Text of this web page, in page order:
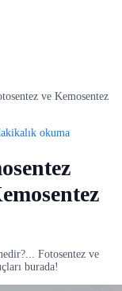
ve Kemosentez
okuma
Fotosentez ve
burada!